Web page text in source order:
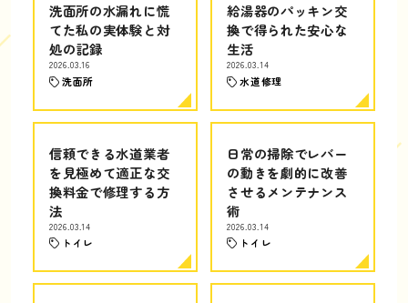
洗面所の水漏れに慌
てた私の実体験と対
処の記録
2026.03.16
洗面所
給湯器のパッキン交
換で得られた安心な
生活
2026.03.14
水道修理
信頼できる水道業者
を見極めて適正な交
換料金で修理する方
法
2026.03.14
トイレ
日常の掃除でレバー
の動きを劇的に改善
させるメンテナンス
術
2026.03.14
トイレ